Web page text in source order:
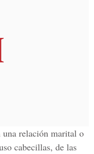
una relación marital o
cabecillas, de las